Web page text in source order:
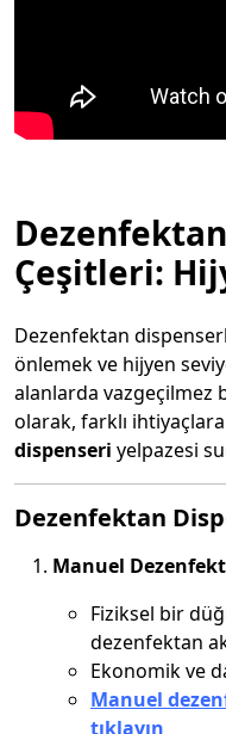
Çeşitleri:
Dezenfektan
önlemek ve hijyen
alanlarda vazgeçilmez
olarak, farklı
dispenseri yelpazesi
Dezenfektan
Manuel
Fiziksel bir
dezenfektan
Ekonomik ve
Manuel
tıklayın